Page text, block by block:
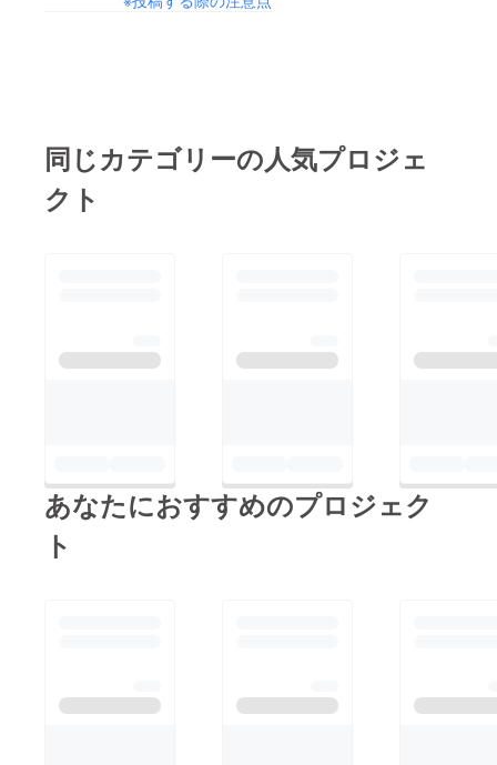
同じカテゴリーの人気プロジェ
クト
あなたにおすすめのプロジェク
ト